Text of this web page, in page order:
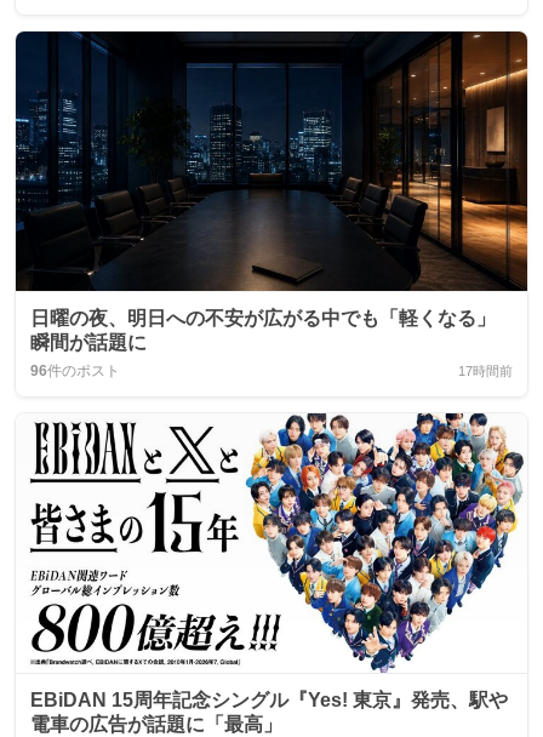
日曜の夜、明日への不安が広がる中でも「軽くなる」
瞬間が話題に
96件のポスト 17時間前
EBiDAN 15周年記念シングル『Yes! 東京』発売、駅や
電車の広告が話題に「最高」